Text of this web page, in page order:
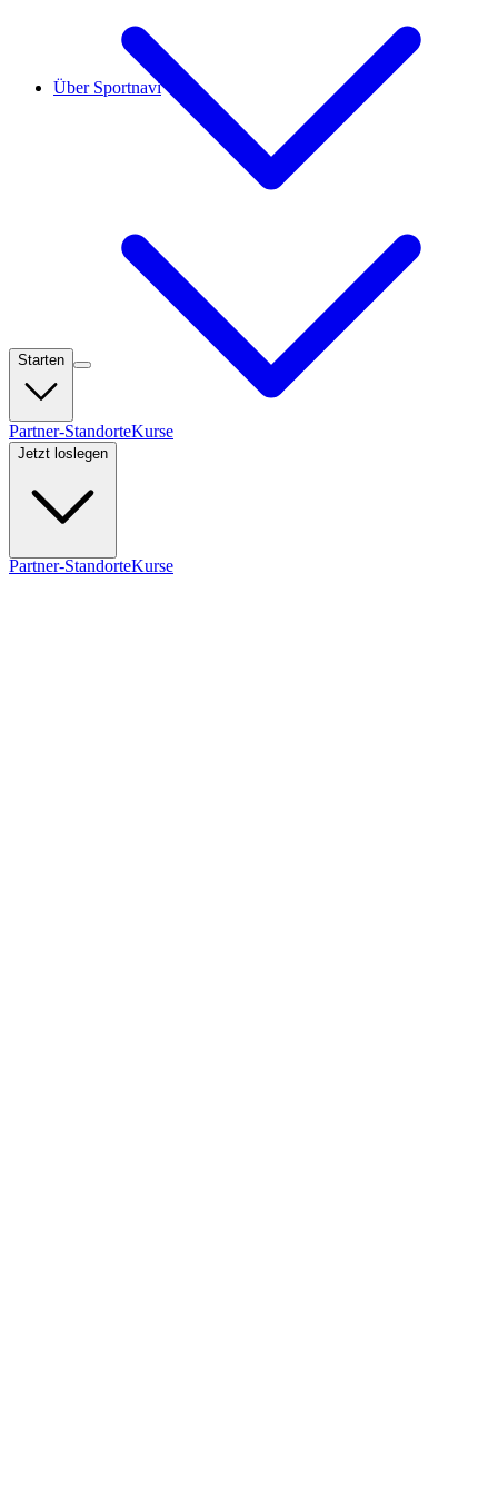
Starten
Partner-StandorteKurse
Jetzt loslegen
Über Sportnavi
Partner-StandorteKurse